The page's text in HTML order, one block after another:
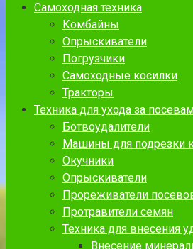
Самоходная техника
Комбайны
Опрыскиватели
Погрузчики
Самоходные косилки
Тракторы
Техника для ухода за
Ботвоудалители
Машины для подрезки
Окучники
Опрыскиватели
Прореживатели
Протравители семян
Техника для внесения
Внесение